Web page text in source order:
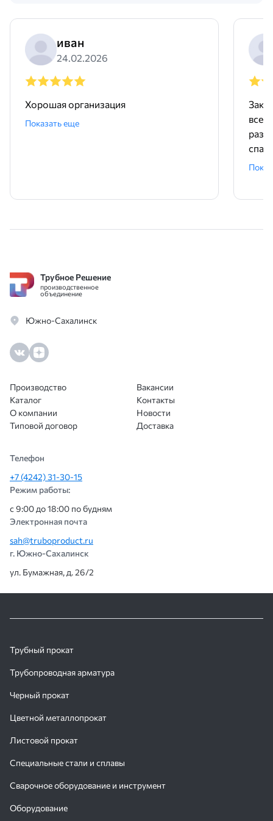
иван
24.02.2026
Хорошая организация
Показать еще
все
Трубное Решение
производственное
объединение
Южно-Сахалинск
Производство
Каталог
О компании
Типовой договор
Вакансии
Контакты
Новости
Доставка
Телефон
+7 (4242) 31-30-15
Режим работы:
с 9:00 до 18:00 по будням
Электронная почта
sah@truboproduct.ru
г. Южно-Сахалинск
ул. Бумажная, д. 26/2
Трубный прокат
Трубопроводная арматура
Черный прокат
Цветной металлопрокат
Листовой прокат
Специальные стали и сплавы
Сварочное оборудование и инструмент
Оборудование